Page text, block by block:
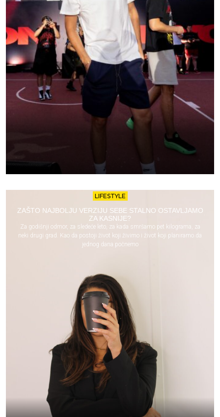
LIFESTYLE
ZAŠTO NAJBOLJU VERZIJU SEBE STALNO OSTAVLJAMO
ZA KASNIJE?
Za godišnji odmor, za sledeće leto, za kada smršamo pet kilograma, za
neki drugi grad. Kao da postoji život koji živimo i život koji planiramo da
jednog dana počnemo